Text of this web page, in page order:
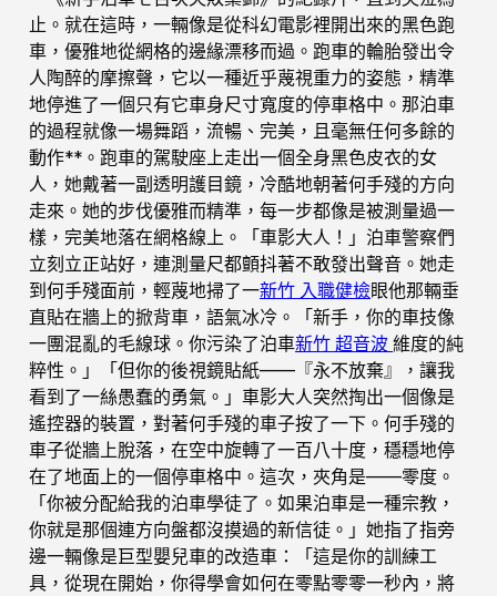
止。就在這時，一輛像是從科幻電影裡開出來的黑色跑
車，優雅地從網格的邊緣漂移而過。跑車的輪胎發出令
人陶醉的摩擦聲，它以一種近乎蔑視重力的姿態，精準
地停進了一個只有它車身尺寸寬度的停車格中。那泊車
的過程就像一場舞蹈，流暢、完美，且毫無任何多餘的
動作**。跑車的駕駛座上走出一個全身黑色皮衣的女
人，她戴著一副透明護目鏡，冷酷地朝著何手殘的方向
走來。她的步伐優雅而精準，每一步都像是被測量過一
樣，完美地落在網格線上。「車影大人！」泊車警察們
立刻立正站好，連測量尺都顫抖著不敢發出聲音。她走
到何手殘面前，輕蔑地掃了一新竹 入職健檢眼他那輛垂
直貼在牆上的掀背車，語氣冰冷。「新手，你的車技像
一團混亂的毛線球。你污染了泊車新竹 超音波 維度的純
粹性。」「但你的後視鏡貼紙——『永不放棄』，讓我
看到了一絲愚蠢的勇氣。」車影大人突然掏出一個像是
遙控器的裝置，對著何手殘的車子按了一下。何手殘的
車子從牆上脫落，在空中旋轉了一百八十度，穩穩地停
在了地面上的一個停車格中。這次，夾角是——零度。
「你被分配給我的泊車學徒了。如果泊車是一種宗教，
你就是那個連方向盤都沒摸過的新信徒。」她指了指旁
邊一輛像是巨型嬰兒車的改造車：「這是你的訓練工
具，從現在開始，你得學會如何在零點零零一秒內，將